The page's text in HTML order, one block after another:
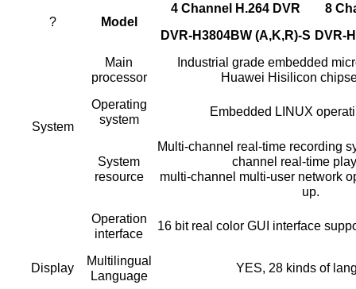
? Model
4 Channel H.264 DVR
8
DVR-H3804BW (A,K,R)-S DVR-
System
Main
processor
Industrial grade embedded
Huawei Hisilicon
Operating
system
Embedded LINUX
System
resource
Multi-channel real-time recording
channel real-time
multi-channel multi-user network
up.
Display
Operation
interface
16 bit real color GUI interface
Multilingual
Language
YES, 28 kinds of